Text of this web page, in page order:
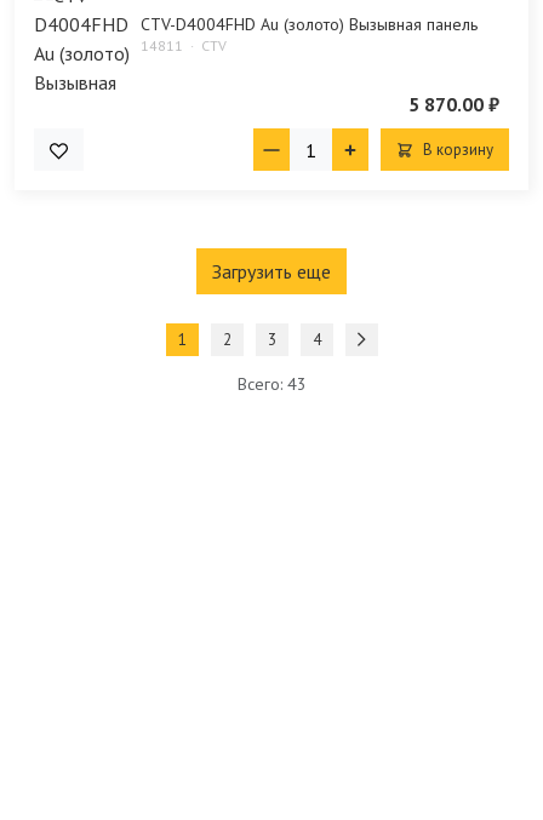
CTV-D4004FHD Au (золото) Вызывная панель
14811 CTV
5 870.00 ₽
В корзину
Загрузить еще
1 2 3 4
Всего: 43